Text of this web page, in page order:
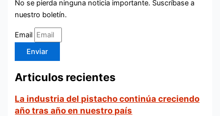
No se pierda ninguna noticia importante. Suscríbase a
nuestro boletín.
Email
Enviar
Articulos recientes
La industria del pistacho continúa creciendo
año tras año en nuestro país